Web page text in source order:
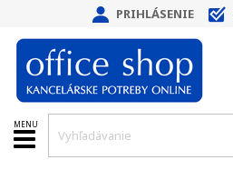
PRIHLÁSENIE
MENU